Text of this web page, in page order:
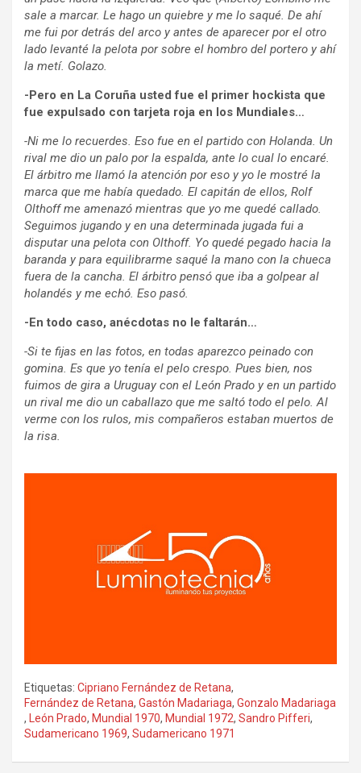
sale a marcar. Le hago un quiebre y me lo saqué. De ahí
me fui por detrás del arco y antes de aparecer por el otro
lado levanté la pelota por sobre el hombro del portero y ahí
la metí. Golazo.
-Pero en La Coruña usted fue el primer hockista que
fue expulsado con tarjeta roja en los Mundiales…
-Ni me lo recuerdes. Eso fue en el partido con Holanda. Un
rival me dio un palo por la espalda, ante lo cual lo encaré.
El árbitro me llamó la atención por eso y yo le mostré la
marca que me había quedado. El capitán de ellos, Rolf
Olthoff me amenazó mientras que yo me quedé callado.
Seguimos jugando y en una determinada jugada fui a
disputar una pelota con Olthoff. Yo quedé pegado hacia la
baranda y para equilibrarme saqué la mano con la chueca
fuera de la cancha. El árbitro pensó que iba a golpear al
holandés y me echó. Eso pasó.
-En todo caso, anécdotas no le faltarán…
-Si te fijas en las fotos, en todas aparezco peinado con
gomina. Es que yo tenía el pelo crespo. Pues bien, nos
fuimos de gira a Uruguay con el León Prado y en un partido
un rival me dio un caballazo que me saltó todo el pelo. Al
verme con los rulos, mis compañeros estaban muertos de
la risa.
Etiquetas: Cipriano Fernández de Retana,
Fernández de Retana, Gastón Madariaga, Gonzalo Madariaga
,
León Prado, Mundial 1970, Mundial 1972, Sandro Pifferi,
Sudamericano 1969, Sudamericano 1971